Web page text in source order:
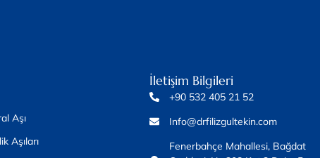
Aşı
Aşıları
İletişim Bilgileri
+90 532 405 21 52
Info@drfilizgultekin.com
Fenerbahçe Mahallesi, Bağdat